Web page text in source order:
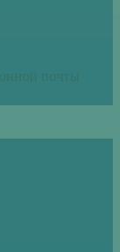
почты